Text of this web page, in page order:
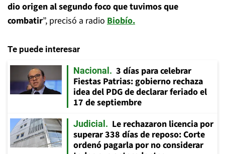
dio origen al segundo foco que tuvimos que
combatir”, precisó a radio Biobío.
Te puede interesar
Nacional
3 días para celebrar
Fiestas Patrias: gobierno rechaza
idea del PDG de declarar feriado el
17 de septiembre
Judicial
Le rechazaron licencia por
superar 338 días de reposo: Corte
ordenó pagarla por no considerar